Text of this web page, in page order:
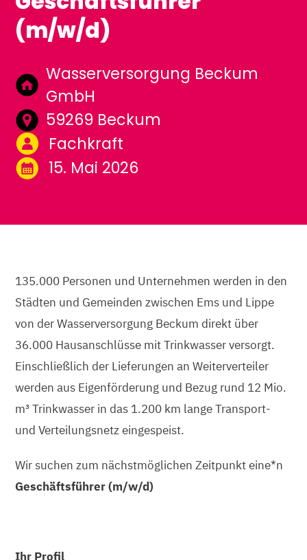
(m/w/d)
Wasserversorgung Beckum
GmbH
59269 Beckum
Fachkraft
15. Mai 2026
135.000 Personen und Unternehmen werden in den
Städten und Gemeinden zwischen Ems und Lippe
von der Wasserversorgung Beckum direkt über
36.000 Hausanschlüsse mit Trinkwasser versorgt.
Einschließlich der Lieferungen an Weiterverteiler
werden aus Eigenförderung und Bezug rund 12 Mio.
m³ Trinkwasser in das 1.200 km lange Transport-
und Verteilungsnetz eingespeist.
Wir suchen zum nächstmöglichen Zeitpunkt eine*n
Geschäftsführer (m/w/d)
Ihr Profil